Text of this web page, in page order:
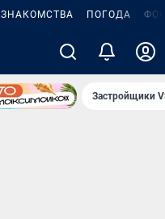
ЗНАКОМСТВА ПОГОДА
Застройщики